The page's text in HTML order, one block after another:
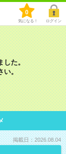
0
気になる！ ログイン
た。
。
掲載日：2026.08.04